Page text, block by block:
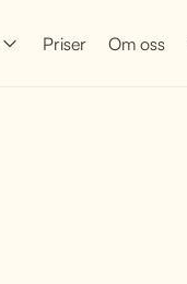
Priser Om oss